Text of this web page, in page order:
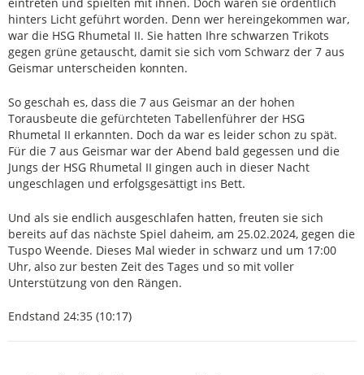
eintreten und spielten mit ihnen. Doch waren sie ordentlich
hinters Licht geführt worden. Denn wer hereingekommen war,
war die HSG Rhumetal II. Sie hatten Ihre schwarzen Trikots
gegen grüne getauscht, damit sie sich vom Schwarz der 7 aus
Geismar unterscheiden konnten.
So geschah es, dass die 7 aus Geismar an der hohen
Torausbeute die gefürchteten Tabellenführer der HSG
Rhumetal II erkannten. Doch da war es leider schon zu spät.
Für die 7 aus Geismar war der Abend bald gegessen und die
Jungs der HSG Rhumetal II gingen auch in dieser Nacht
ungeschlagen und erfolgsgesättigt ins Bett.
Und als sie endlich ausgeschlafen hatten, freuten sie sich
bereits auf das nächste Spiel daheim, am 25.02.2024, gegen die
Tuspo Weende. Dieses Mal wieder in schwarz und um 17:00
Uhr, also zur besten Zeit des Tages und so mit voller
Unterstützung von den Rängen.
Endstand 24:35 (10:17)